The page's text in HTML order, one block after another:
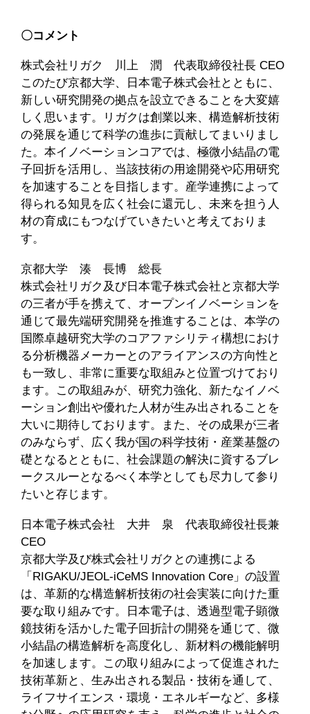
〇コメント
株式会社リガク 川上 潤 代表取締役社長 CEO
このたび京都大学、日本電子株式会社とともに、
新しい研究開発の拠点を設立できることを大変嬉
しく思います。リガクは創業以来、構造解析技術
の発展を通じて科学の進歩に貢献してまいりまし
た。本イノベーションコアでは、極微小結晶の電
子回折を活用し、当該技術の用途開発や応用研究
を加速することを目指します。産学連携によって
得られる知見を広く社会に還元し、未来を担う人
材の育成にもつなげていきたいと考えておりま
す。
京都大学 湊 長博 総長
株式会社リガク及び日本電子株式会社と京都大学
の三者が手を携えて、オープンイノベーションを
通じて最先端研究開発を推進することは、本学の
国際卓越研究大学のコアファシリティ構想におけ
る分析機器メーカーとのアライアンスの方向性と
も一致し、非常に重要な取組みと位置づけており
ます。この取組みが、研究力強化、新たなイノベ
ーション創出や優れた人材が生み出されることを
大いに期待しております。また、その成果が三者
のみならず、広く我が国の科学技術・産業基盤の
礎となるとともに、社会課題の解決に資するブレ
ークスルーとなるべく本学としても尽力して参り
たいと存じます。
日本電子株式会社 大井 泉 代表取締役社長兼
CEO
京都大学及び株式会社リガクとの連携による
「RIGAKU/JEOL-iCeMS Innovation Core」の設置
は、革新的な構造解析技術の社会実装に向けた重
要な取り組みです。日本電子は、透過型電子顕微
鏡技術を活かした電子回折計の開発を通じて、微
小結晶の構造解析を高度化し、新材料の機能解明
を加速します。この取り組みによって促進された
技術革新と、生み出される製品・技術を通して、
ライフサイエンス・環境・エネルギーなど、多様